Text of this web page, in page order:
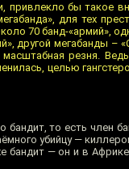
привлекло бы такое
для тех
70 банд-«армий»,
другой мегабанды –
резня.
целью
то есть член
убийцу —
бандит — он и в